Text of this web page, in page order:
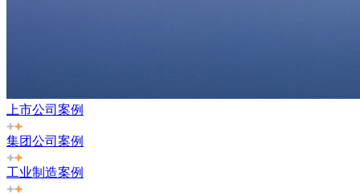
上市公司案例
集团公司案例
工业制造案例